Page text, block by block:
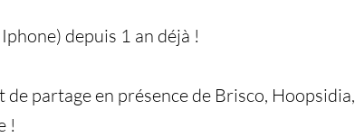
depuis 1 an déjà !
partage en présence de Brisco, Hoopsidia,
!